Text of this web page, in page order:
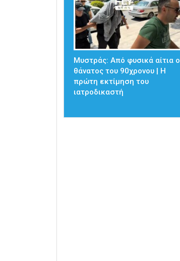
Μυστράς: Από φυσικά αίτια ο
θάνατος του 90χρονου | Η
πρώτη εκτίμηση του
ιατροδικαστή